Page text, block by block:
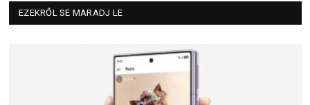
EZEKRŐL SE MARADJ LE